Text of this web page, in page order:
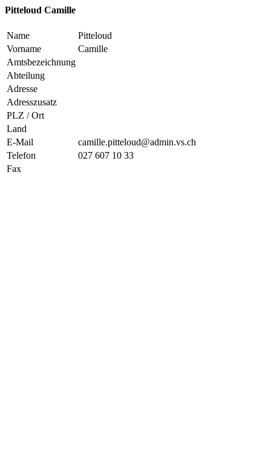
Pitteloud Camille
Name
Pitteloud
Vorname
Camille
Amtsbezeichnung
Abteilung
Adresse
Adresszusatz
PLZ / Ort
Land
E-Mail
camille.pitteloud@admin.vs.ch
Telefon
027 607 10 33
Fax